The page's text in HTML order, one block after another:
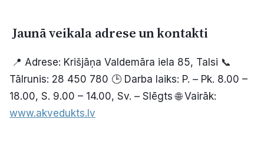
Jaunā veikala adrese un kontakti
📍 Adrese: Krišjāņa Valdemāra iela 85, Talsi 📞
Tālrunis: 28 450 780 🕒 Darba laiks: P. – Pk. 8.00 –
18.00, S. 9.00 – 14.00, Sv. – Slēgts 🌐 Vairāk:
www.akvedukts.lv